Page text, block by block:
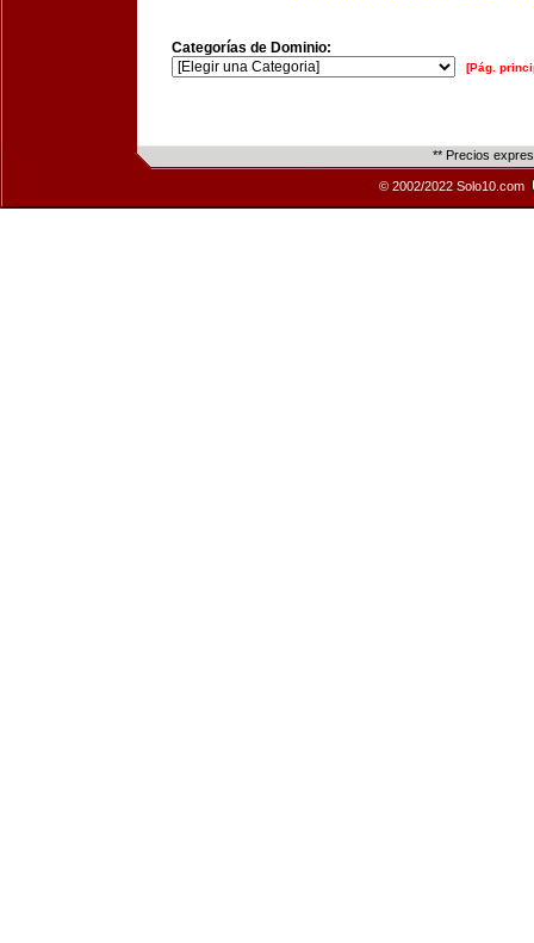
Categorías de Dominio:
[Pág.
** Precios
© 2002/2022 Solo10.com